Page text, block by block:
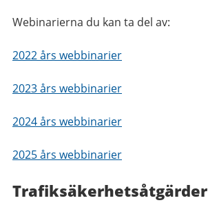
Webinarierna du kan ta del av:
2022 års webbinarier
2023 års webbinarier
2024 års webbinarier
2025 års webbinarier
Trafiksäkerhetsåtgärder